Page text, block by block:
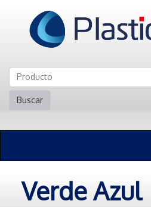
Buscar
Verde Azul